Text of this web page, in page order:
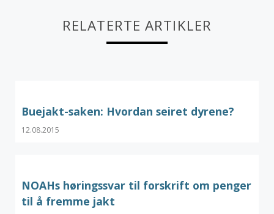
RELATERTE ARTIKLER
Buejakt-saken: Hvordan seiret dyrene?
12.08.2015
NOAHs høringssvar til forskrift om penger
til å fremme jakt